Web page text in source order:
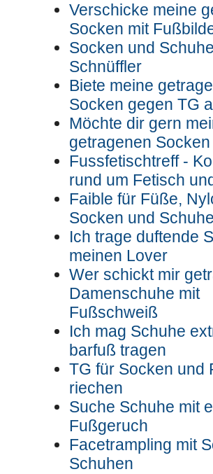
Verschicke meine
Socken mit
Socken und
Schnüffler
Biete meine
Socken gegen TG
Möchte dir gern
getragenen
Fussfetischtreff -
rund um Fetisch
Faible für Füße,
Socken und Schuhe
Ich trage duftende
meinen Lover
Wer schickt mir
Damenschuhe mit
Fußschweiß
Ich mag Schuhe
barfuß tragen
TG für Socken und
riechen
Suche Schuhe mit
Fußgeruch
Facetrampling mit
Schuhen